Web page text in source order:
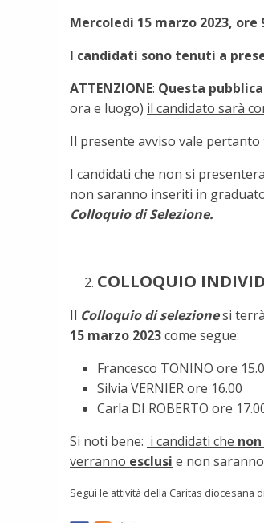
Mercoledì 15 marzo 2023, ore
I candidati sono tenuti a
ATTENZIONE: Questa
ora e luogo) il candidato sarà
Il presente avviso vale pertanto
I candidati che non si
non saranno inseriti in
Colloquio di Selezione.
COLLOQUIO
Il Colloquio di selezionesi
15 marzo 2023come segue:
Francesco TONINO ore
Silvia VERNIER ore 16.00
Carla DI ROBERTO ore
Si noti bene: i candidati che non
verranno esclusi e non
Segui le attività della Caritas diocesana